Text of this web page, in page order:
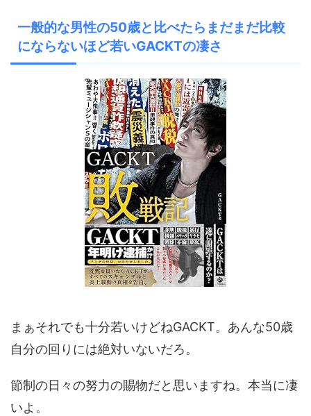
一般的な男性の50歳と比べたらまだまだ比較
にならないほど若いGACKTの凄さ
まぁそれでも十分若いけどねGACKT。あんな50歳
自分の回りには絶対いないだろ。
節制の日々の努力の賜物だと思いますね。本当に凄
いよ。